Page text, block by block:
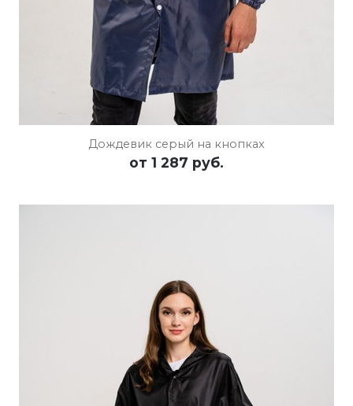
Дождевик серый на кнопках
от 1 287 руб.